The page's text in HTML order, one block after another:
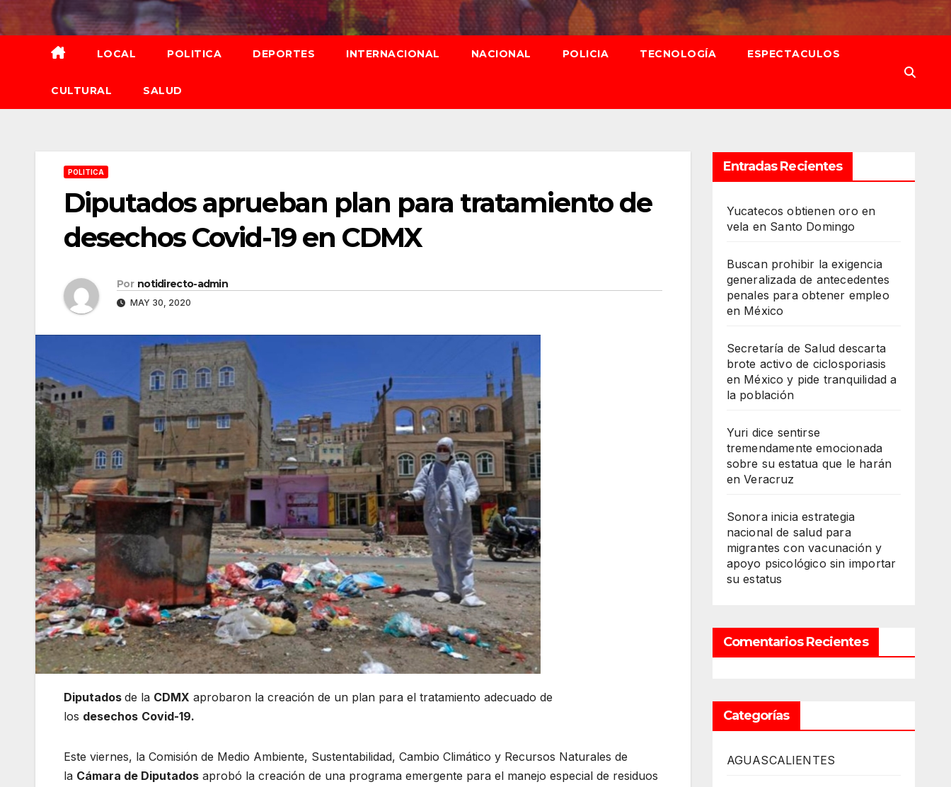
al
contenido
LOCAL POLITICA DEPORTES INTERNACIONAL NACIONAL POLICIA TECNOLOGÍA ESPECTACULOS
CULTURAL SALUD
POLITICA
Diputados aprueban plan para tratamiento de
desechos Covid-19 en CDMX
Por notidirecto-admin
MAY 30, 2020
Diputados de la CDMX aprobaron la creación de un plan para el tratamiento adecuado de
los desechos Covid-19.
Este viernes, la Comisión de Medio Ambiente, Sustentabilidad, Cambio Climático y Recursos Naturales de
la Cámara de Diputados aprobó la creación de una programa emergente para el manejo especial de residuos
Entradas Recientes
Yucatecos obtienen oro en
vela en Santo Domingo
Buscan prohibir la exigencia
generalizada de antecedentes
penales para obtener empleo
en México
Secretaría de Salud descarta
brote activo de ciclosporiasis
en México y pide tranquilidad a
la población
Yuri dice sentirse
tremendamente emocionada
sobre su estatua que le harán
en Veracruz
Sonora inicia estrategia
nacional de salud para
migrantes con vacunación y
apoyo psicológico sin importar
su estatus
Comentarios Recientes
Categorías
AGUASCALIENTES